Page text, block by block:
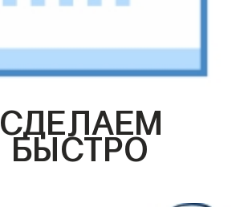
СДЕЛАЕМ
БЫСТРО